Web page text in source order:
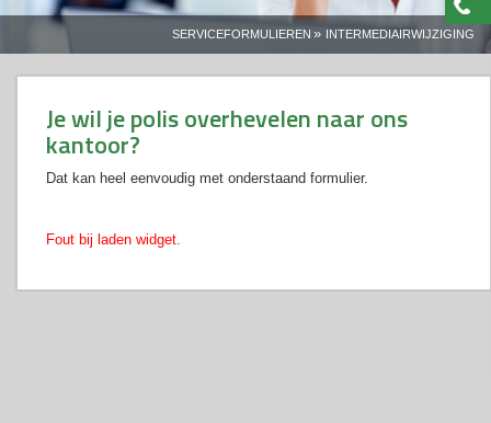
SERVICEFORMULIEREN » INTERMEDIAIRWIJZIGING
Je wil je polis overhevelen naar ons
kantoor?
Dat kan heel eenvoudig met onderstaand formulier.
Fout bij laden widget.